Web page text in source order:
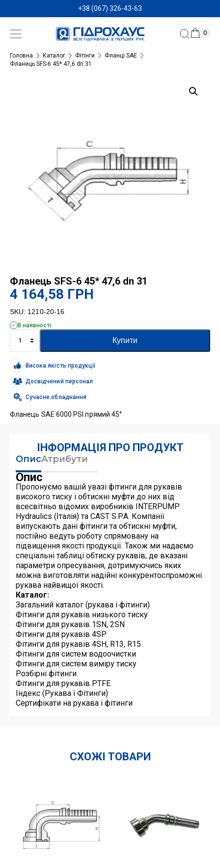
+38 (067) 326-43-63
0
Головна Каталог Фітінги
Фланці SAE
Фланець SFS-6 45* 47,6 dn 31
Фланець SFS-6 45* 47,6 dn 31
4 164,58 ГРН
SKU: 1210-20-16
В наявності
Фланець
SFS-
6
45*
47,6
dn
31
кількість
Купити
Висока якість продукції
Досвідчений персонал
Сучасне обладнання
Фланець SAE 6000 PSI прямий 45°
ІНФОРМАЦІЯ ПРО ПРОДУКТ
ОписАтрибути
Опис
Пропонуємо вашій увазі фітинги для рукавів
високого тиску і обтискні муфти до них від
всесвітньо відомих виробників INTERPUMP
Hydraulics (Італія) та CAST S.P.A. Компанії
випускають дані фітинги та обтискні муфти,
постійно ведуть роботу спрямовану на
підвищення якості продукції. Також ми надаємо
спеціальні таблиці обтиску рукавів, де вказані
параметри опресування, дотримуючись яких
можна виготовляти надійні конкурентоспроможні
рукава найвищої якості.
Каталог:
Загальний каталог (рукава і фітинги)
Фітинги для рукавів низького тиску
Фітинги для рукавів 1SN, 2SN
Фітинги для рукавів 4SP
Фітинги для рукавів 4SH, R13, R15
Фітинги для систем водоочистки
Фітинги для систем виміру тиску
Розбірні фітинги
Фітинги для рукавів PTFE
Індекс (Рукава і Фітинги)
Сертифікати на рукава і фітинги
СХОЖІ ТОВАРИ